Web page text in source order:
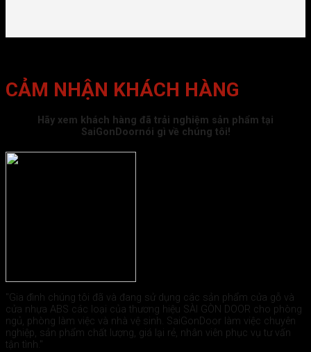
CẢM NHẬN KHÁCH HÀNG
Hãy xem khách hàng đã trải nghiệm sản phẩm tại
SaiGonDoornói gì về chúng tôi!
"Gia đình chúng tôi đã và đang sử dụng các sản phẩm cửa gỗ và
cửa nhựa ABS các loại của thương hiệu SÀI GÒN DOOR cho phòng
ngủ, phòng làm việc và nhà vệ sinh. SaiGonDoor làm việc chuyên
nghiệp, sản phẩm chất lượng, giá lại rẻ, nhân viên phục vụ tư vấn
tận tình."